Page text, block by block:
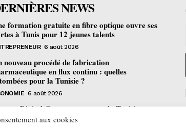
aux cookies
NEWS
formation gratuite en fibre optique ouvre ses
à Tunis pour 12 jeunes talents
6 août 2026
nouveau procédé de fabrication
en flux continu : quelles
pour la Tunisie ?
6 août 2026
Digital Center : comment la Tunisie est
le laboratoire mondial de l’inclusion